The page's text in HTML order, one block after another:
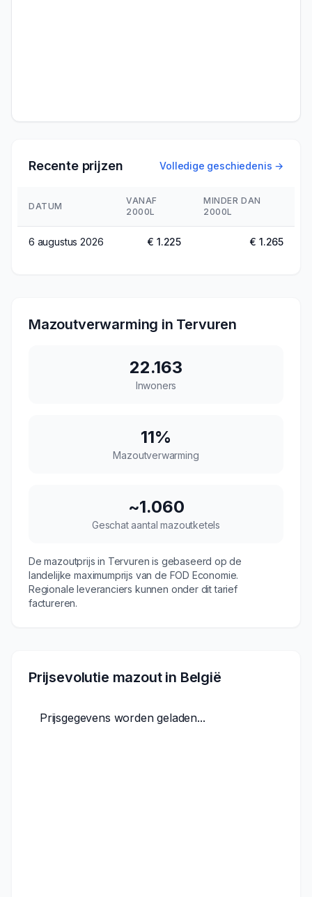
Recente prijzen Volledige geschiedenis →
DATUM
VANAF
2000L
MINDER DAN
2000L
6 augustus 2026 € 1.225 € 1.265
Mazoutverwarming in Tervuren
22.163
Inwoners
11%
Mazoutverwarming
~1.060
Geschat aantal mazoutketels
De mazoutprijs in Tervuren is gebaseerd op de
landelijke maximumprijs van de FOD Economie.
Regionale leveranciers kunnen onder dit tarief
factureren.
Prijsevolutie mazout in België
Prijsgegevens worden geladen...